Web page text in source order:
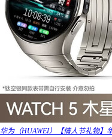
华为（HUAWEI）【情人节礼物】